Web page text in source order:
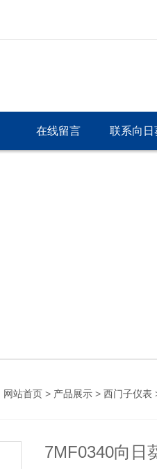
在线留言 联系向日
网站首页 > 产品展示 > 西门子仪表
7MF0340向日